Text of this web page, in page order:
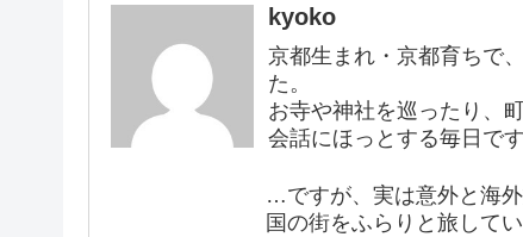
kyoko
京都生まれ・京都育ちで
た。
お寺や神社を巡ったり、
会話にほっとする毎日です
…ですが、実は意外と海
国の街をふらりと旅してい